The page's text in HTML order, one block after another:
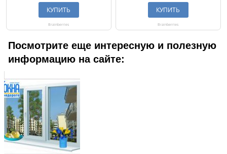
Посмотрите еще интересную и полезную
информацию на сайте: